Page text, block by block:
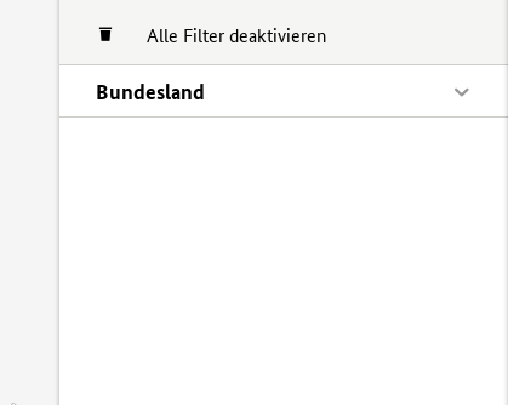
Alle Filter deaktivieren
Bundesland